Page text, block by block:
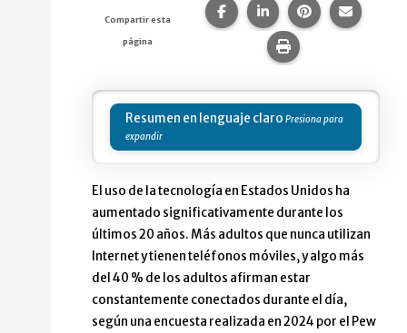
Compartir esta
página
Compartir esta página en
Compartir esta
Compartir
Imprime esta
Resumen en lenguaje claro
El uso de la tecnología en Estados Unidos ha
aumentado significativamente durante los
últimos 20 años. Más adultos que nunca utilizan
Internet y tienen teléfonos móviles, y algo más
del 40 % de los adultos afirman estar
constantemente conectados durante el día,
según una encuesta realizada en 2024 por el Pew